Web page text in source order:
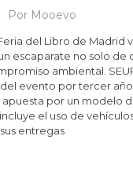
Por Mooevo
del Libro de Madrid
escaparate no solo de
ambiental.
evento por tercer
apuesta por un modelo
el uso de
entregas